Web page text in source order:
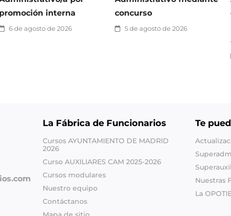
promoción interna
6 de agosto de 2026
concurso
5 de agosto de 2026
La Fábrica de Funcionarios
Cursos AYUNTAMIENTO DE MADRID
2026
Curso AUXILIARES CAM 2025-2026
Cursos modulares
Nuestro equipo
Contáctanos
Te
Nuestras
La